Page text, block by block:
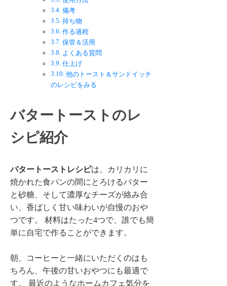
備考
持ち物
作る過程
保管＆活用
よくある質問
仕上げ
他のトースト＆サンドイッチ
のレシピをみる
バタートーストのレ
シピ紹介
バタートーストレシピは、カリカリに
焼かれた食パンの間にとろけるバター
と砂糖、そして濃厚なチーズが絡み合
い、香ばしく甘い味わいが自慢のおや
つです。 材料はたった4つで、誰でも簡
単に自宅で作ることができます。
朝、コーヒーと一緒にいただくのはも
ちろん、午後の甘いおやつにも最適で
す。 最近のようなホームカフェ気分を